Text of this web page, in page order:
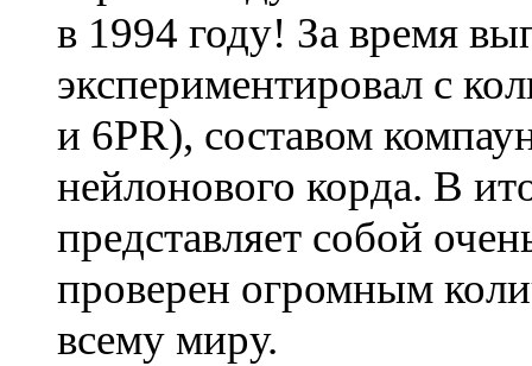
в 1994 году! За время
экспериментировал с
и 6PR), составом
нейлонового корда. В
представляет собой
проверен огромным
всему миру.